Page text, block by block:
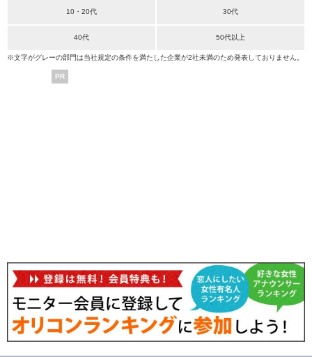
10・20代 30代
40代 50代以上
※文字がグレーの部門は当社規定の条件を満たした企業が2社未満のため発表しておりません。
PR